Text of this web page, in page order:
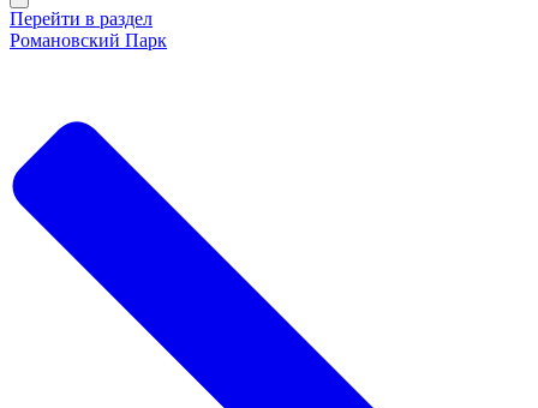
Перейти в раздел
Романовский Парк